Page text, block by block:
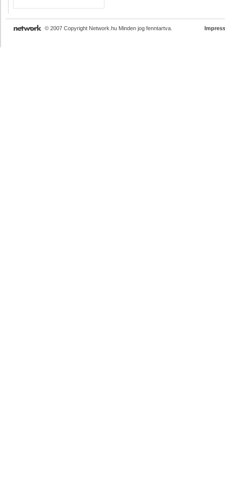
© 2007 Copyright Network.hu Minden jog fenntartva.